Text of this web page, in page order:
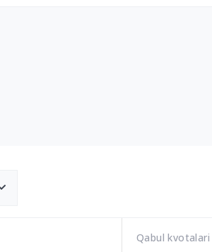
Qabul kvotalari